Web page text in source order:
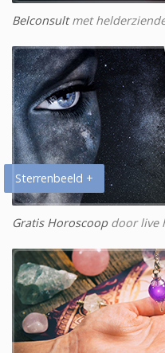
Belconsultmet
Sterrenbeeld +
Gratis Horoscoopdoor live